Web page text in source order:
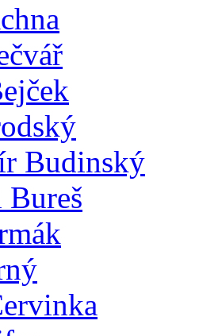
Budinský
Bureš